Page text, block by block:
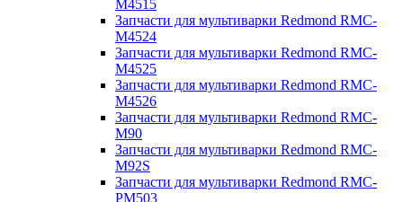
M4515
Запчасти для мультиварки Redmond RMC-
M4524
Запчасти для мультиварки Redmond RMC-
M4525
Запчасти для мультиварки Redmond RMC-
M4526
Запчасти для мультиварки Redmond RMC-
M90
Запчасти для мультиварки Redmond RMC-
M92S
Запчасти для мультиварки Redmond RMC-
PM503